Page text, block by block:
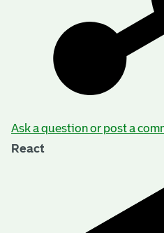
Ask a question or post a
React